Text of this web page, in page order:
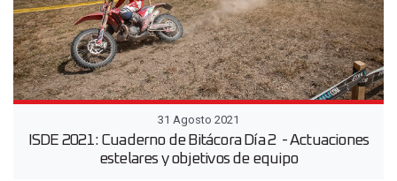
31 Agosto 2021
ISDE 2021: Cuaderno de Bitácora Día 2 - Actuaciones
estelares y objetivos de equipo